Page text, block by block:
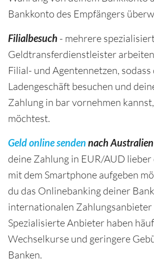
Bankkonto des Empfängers
Filialbesuch - mehrere
Geldtransferdienstleister
Filial- und Agentennetzen, sodass
Ladengeschäft besuchen und
Zahlung in bar vornehmen
möchtest.
Geld online senden nach Australien
deine Zahlung in EUR/AUD
mit dem Smartphone aufgeben
du das Onlinebanking deiner
internationalen Zahlungsanbieter
Spezialisierte Anbieter haben
Wechselkurse und geringere
Banken.